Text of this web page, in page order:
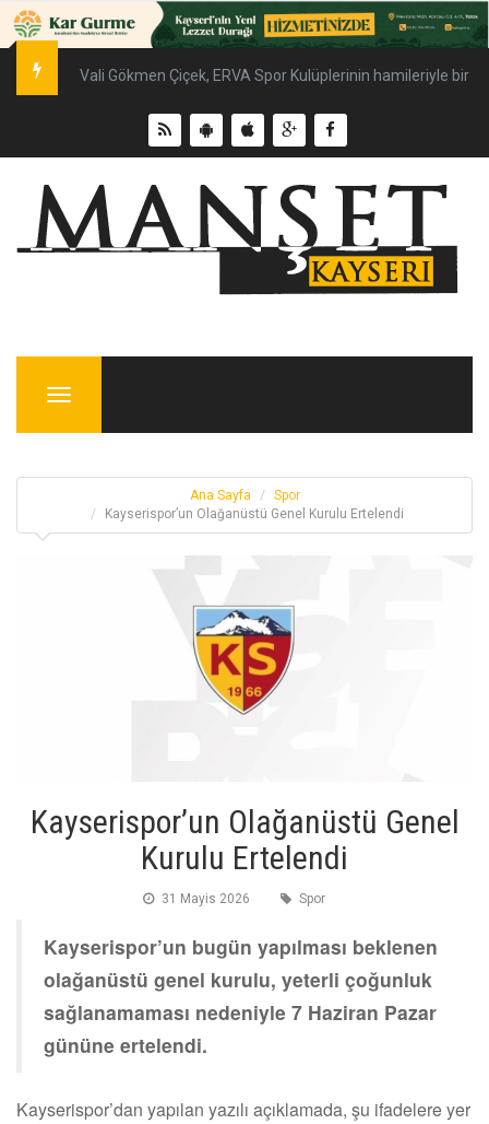
Vali Gökmen Çiçek, ERVA Spor Kulüplerinin hamileriyle bir
Menu
Ana Sayfa
Spor
Kayserispor’un Olağanüstü Genel Kurulu Ertelendi
Kayserispor’un Olağanüstü Genel
Kurulu Ertelendi
31 Mayis 2026 Spor
Kayserispor’un bugün yapılması beklenen
olağanüstü genel kurulu, yeterli çoğunluk
sağlanamaması nedeniyle 7 Haziran Pazar
gününe ertelendi.
Kayserispor’dan yapılan yazılı açıklamada, şu ifadelere yer